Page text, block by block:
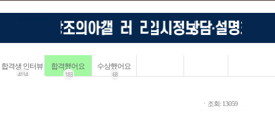
합격생 인터뷰
4114
합격했어요
183
수상했어요
68
ㆍ조회: 13059